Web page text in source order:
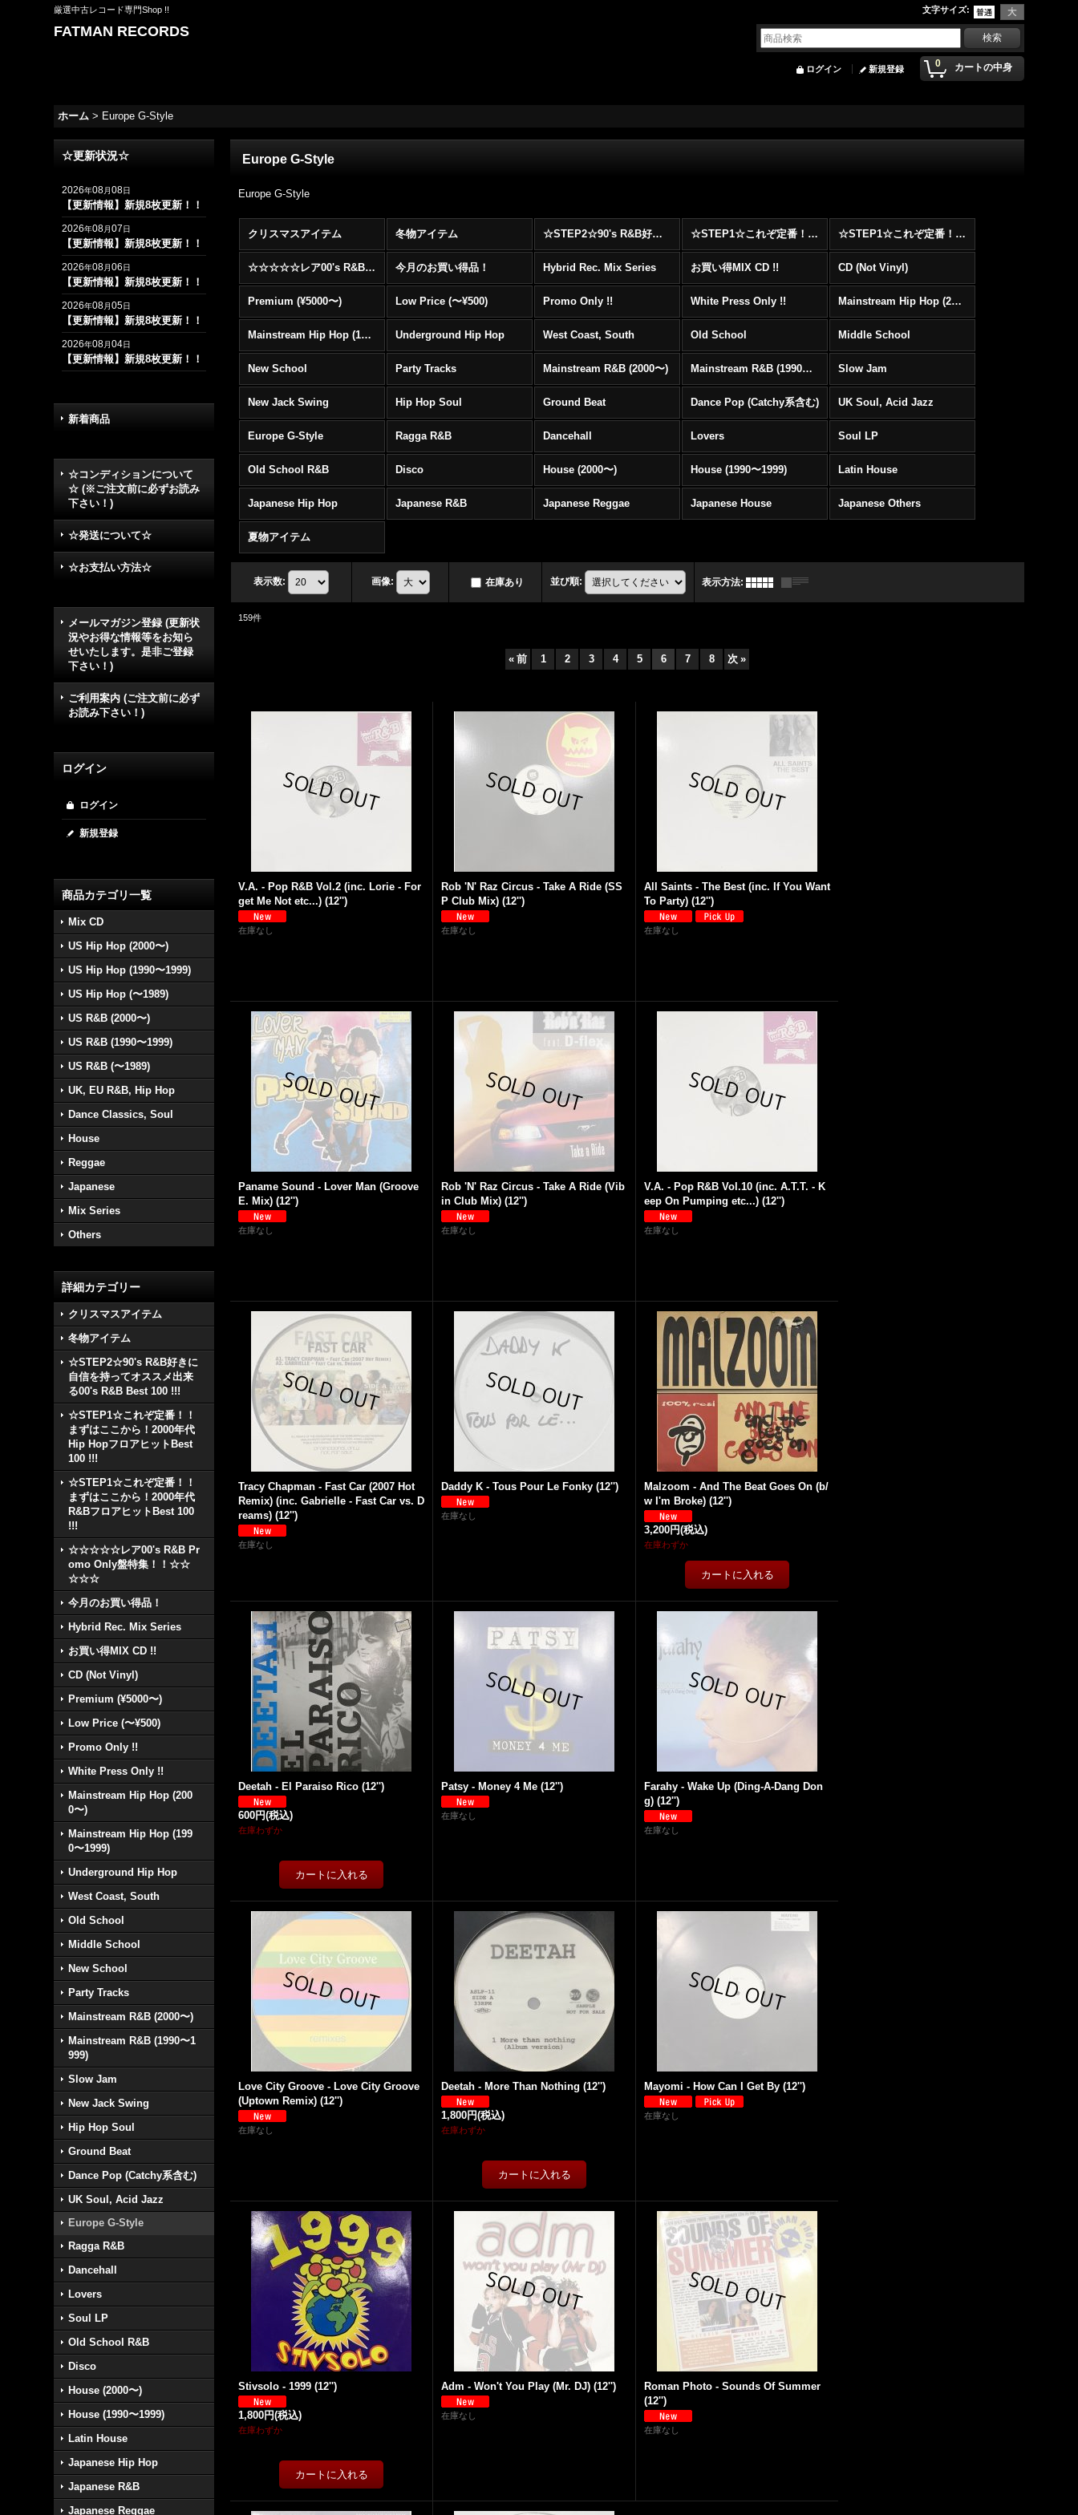
厳選中古レコード専門Shop !! 文字サイズ:
FATMAN RECORDS
0 カートの中身
ログイン 新規登録
ホーム > Europe G-Style
☆更新状況☆
2026年08月08日
【更新情報】新規8枚更新！！
2026年08月07日
【更新情報】新規8枚更新！！
2026年08月06日
【更新情報】新規8枚更新！！
2026年08月05日
【更新情報】新規8枚更新！！
2026年08月04日
【更新情報】新規8枚更新！！
新着商品
☆コンディションについて
☆ (※ご注文前に必ずお読み
下さい！)
☆発送について☆
☆お支払い方法☆
メールマガジン登録 (更新状
況やお得な情報等をお知ら
せいたします。是非ご登録
下さい！)
ご利用案内 (ご注文前に必ず
お読み下さい！)
ログイン
ログイン
新規登録
商品カテゴリ一覧
Mix CD
US Hip Hop (2000〜)
US Hip Hop (1990〜1999)
US Hip Hop (〜1989)
US R&B (2000〜)
US R&B (1990〜1999)
US R&B (〜1989)
UK, EU R&B, Hip Hop
Dance Classics, Soul
House
Reggae
Japanese
Mix Series
Others
詳細カテゴリー
クリスマスアイテム
冬物アイテム
☆STEP2☆90's R&B好きに
自信を持ってオススメ出来
る00's R&B Best 100 !!!
☆STEP1☆これぞ定番！！
まずはここから！2000年代
Hip HopフロアヒットBest
100 !!!
☆STEP1☆これぞ定番！！
まずはここから！2000年代
R&BフロアヒットBest 100
!!!
☆☆☆☆☆レア00's R&B Pr
omo Only盤特集！！☆☆
☆☆☆
今月のお買い得品！
Hybrid Rec. Mix Series
お買い得MIX CD !!
CD (Not Vinyl)
Premium (¥5000〜)
Low Price (〜¥500)
Promo Only !!
White Press Only !!
Mainstream Hip Hop (200
0〜)
Mainstream Hip Hop (199
0〜1999)
Underground Hip Hop
West Coast, South
Old School
Middle School
New School
Party Tracks
Mainstream R&B (2000〜)
Mainstream R&B (1990〜1
999)
Slow Jam
New Jack Swing
Hip Hop Soul
Ground Beat
Dance Pop (Catchy系含む)
UK Soul, Acid Jazz
Europe G-Style
Ragga R&B
Dancehall
Lovers
Soul LP
Old School R&B
Disco
House (2000〜)
House (1990〜1999)
Latin House
Japanese Hip Hop
Japanese R&B
Japanese Reggae
Europe G-Style
Europe G-Style
クリスマスアイテム 冬物アイテム ☆STEP2☆90's R&B好きに自信を持ってオススメ出来る00's R&B Best 100 !!! ☆STEP1☆これぞ定番！！まずはここから！2000年代Hip HopフロアヒットBest 100 !!! ☆STEP1☆これぞ定番！！まずはここから！2000年代R&BフロアヒットBest 100 !!!
☆☆☆☆☆レア00's R&B Promo Only盤特集！！☆☆☆☆☆ 今月のお買い得品！ Hybrid Rec. Mix Series お買い得MIX CD !! CD (Not Vinyl)
Premium (¥5000〜) Low Price (〜¥500) Promo Only !! White Press Only !! Mainstream Hip Hop (2000〜)
Mainstream Hip Hop (1990〜1999) Underground Hip Hop West Coast, South Old School Middle School
New School Party Tracks Mainstream R&B (2000〜) Mainstream R&B (1990〜1999) Slow Jam
New Jack Swing Hip Hop Soul Ground Beat Dance Pop (Catchy系含む) UK Soul, Acid Jazz
Europe G-Style Ragga R&B Dancehall Lovers Soul LP
Old School R&B Disco House (2000〜) House (1990〜1999) Latin House
Japanese Hip Hop Japanese R&B Japanese Reggae Japanese House Japanese Others
夏物アイテム
表示数: 画像: 在庫あり 並び順: 表示方法:
159件
« 前 1 2 3 4 5 6 7 8 次 »
V.A. - Pop R&B Vol.2 (inc. Lorie - For
get Me Not etc...) (12'')
在庫なし
Rob 'N' Raz Circus - Take A Ride (SS
P Club Mix) (12'')
在庫なし
All Saints - The Best (inc. If You Want
To Party) (12'')
在庫なし
Paname Sound - Lover Man (Groove
E. Mix) (12'')
在庫なし
Rob 'N' Raz Circus - Take A Ride (Vib
in Club Mix) (12'')
在庫なし
V.A. - Pop R&B Vol.10 (inc. A.T.T. - K
eep On Pumping etc...) (12'')
在庫なし
Tracy Chapman - Fast Car (2007 Hot
Remix) (inc. Gabrielle - Fast Car vs. D
reams) (12'')
在庫なし
Daddy K - Tous Pour Le Fonky (12'')
在庫なし
Malzoom - And The Beat Goes On (b/
w I'm Broke) (12'')
3,200円(税込)
在庫わずか
Deetah - El Paraiso Rico (12'')
600円(税込)
在庫わずか
Patsy - Money 4 Me (12'')
在庫なし
Farahy - Wake Up (Ding-A-Dang Don
g) (12'')
在庫なし
Love City Groove - Love City Groove
(Uptown Remix) (12'')
在庫なし
Deetah - More Than Nothing (12'')
1,800円(税込)
在庫わずか
Mayomi - How Can I Get By (12'')
在庫なし
Stivsolo - 1999 (12'')
1,800円(税込)
在庫わずか
Adm - Won't You Play (Mr. DJ) (12'')
在庫なし
Roman Photo - Sounds Of Summer
(12'')
在庫なし